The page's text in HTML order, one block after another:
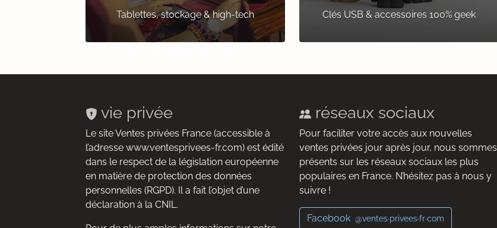
Tablettes, stockage & high-tech Clés USB & accessoires 100% geek
vie privée
Le site Ventes privées France (accessible à
l’adresse www.ventesprivees-fr.com) est édité
dans le respect de la législation européenne
en matière de protection des données
personnelles (RGPD). Il a fait l’objet d’une
déclaration à la CNIL.
réseaux sociaux
Pour faciliter votre accès aux nouvelles
ventes privées jour après jour, nous sommes
présents sur les réseaux sociaux les plus
populaires en France. N’hésitez pas à nous y
suivre !
Facebook @ventes·privees·fr·com